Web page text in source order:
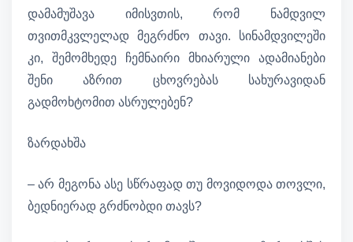
დამამუშავა იმისვთის, რომ ნამდვილ
თვითმკვლელად მეგრძნო თავი. სინამდვილეში
კი, შემომხედე ჩემნაირი მხიარული ადამიანები
შენი აზრით ცხოვრებას სახურავიდან
გადმოხტომით ასრულებენ?
ზარდახშა
– არ მეგონა ასე სწრაფად თუ მოვიდოდა თოვლი,
ბედნიერად გრძნობდი თავს?